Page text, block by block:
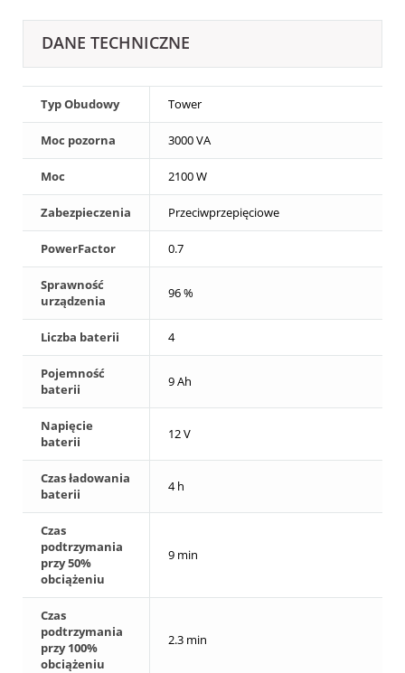
DANE TECHNICZNE
Typ Obudowy Tower
Moc pozorna 3000 VA
Moc 2100 W
Zabezpieczenia Przeciwprzepięciowe
PowerFactor 0.7
Sprawność
urządzenia
96 %
Liczba baterii 4
Pojemność
baterii
9 Ah
Napięcie
baterii
12 V
Czas ładowania
baterii
4 h
Czas
podtrzymania
przy 50%
obciążeniu
9 min
Czas
podtrzymania
przy 100%
obciążeniu
2.3 min